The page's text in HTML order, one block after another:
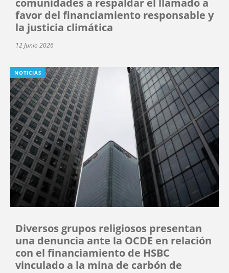
comunidades a respaldar el llamado a
favor del financiamiento responsable y
la justicia climática
12 Junio 2026
NOTICIAS
Diversos grupos religiosos presentan
una denuncia ante la OCDE en relación
con el financiamiento de HSBC
vinculado a la mina de carbón de